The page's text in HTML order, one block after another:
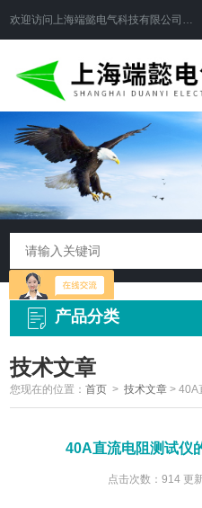
欢迎访问 上海端懿电气科技有限公司 网站
产品分类
技术文章
您现在的位置：首页 >技术文章 >40A
40A直流电阻测试仪
点击次数：914 更